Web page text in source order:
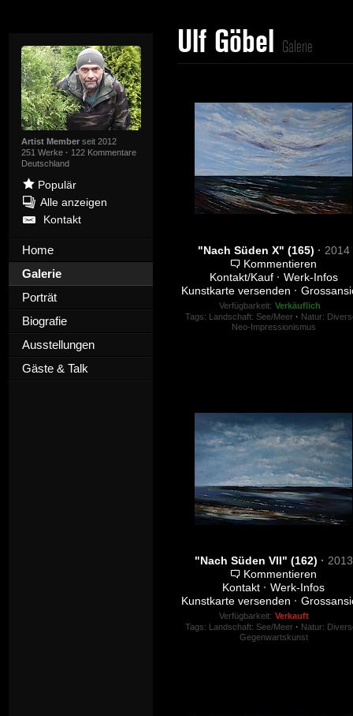
Artist Memberseit 2012
251 Werke · 122 Kommentare
Deutschland
Populär
Alle anzeigen
Kontakt
Home
Galerie
Porträt
Biografie
Ausstellungen
Gäste & Talk
Ulf Göbel Galerie
"Nach Süden X" (165) · 2014
Kommentieren
Kontakt/Kauf · Werk-Infos
Kunstkarte versenden ·
Verfügbarkeit: Verkäuflich
Tags: Landschaft: See/Meer · Natur:
Neo-Impressionismus
"Nach Süden VII" (162) · 2013
Kommentieren
Kontakt · Werk-Infos
Kunstkarte versenden ·
Verfügbarkeit: Verkauft
Tags: Landschaft: See/Meer · Natur:
Gegenwartskunst